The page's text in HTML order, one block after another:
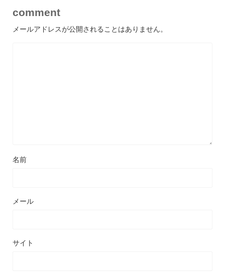
comment
メールアドレスが公開されることはありません。
名前
メール
サイト